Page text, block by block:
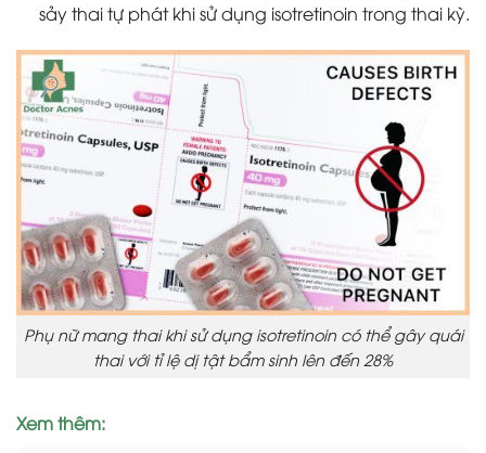
sảy thai tự phát khi sử dụng isotretinoin trong thai kỳ.
Phụ nữ mang thai khi sử dụng isotretinoin có thể gây quái
thai với tỉ lệ dị tật bẩm sinh lên đến 28%
Xem thêm: